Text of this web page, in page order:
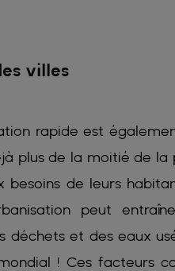
villes
rapide est
plus de la moitié de la
besoins de leurs
peut
déchets et des eaux
! Ces facteurs